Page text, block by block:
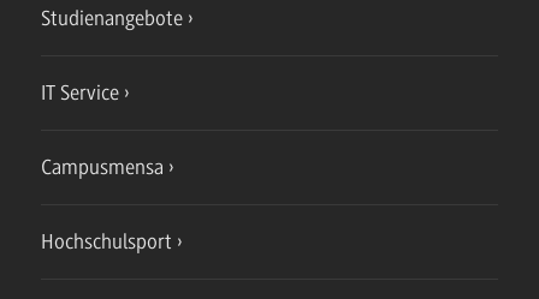
Studienangebote
IT Service
Campusmensa
Hochschulsport